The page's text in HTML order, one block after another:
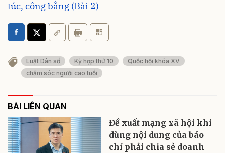
túc, công bằng (Bài 2)
Luật Dân số Kỳ họp thứ 10
Quốc hội khóa XV
chăm sóc người cao tuổi
BÀI LIÊN QUAN
Đề xuất mạng xã hội khi
dùng nội dung của báo
chí phải chia sẻ doanh